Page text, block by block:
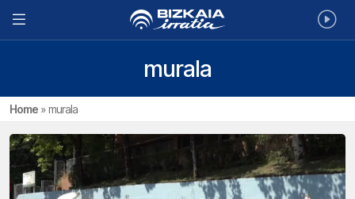
murala
Home »murala